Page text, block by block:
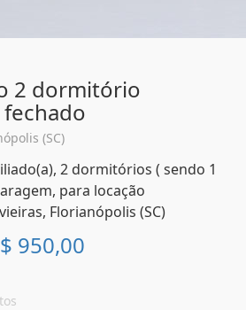
2 dormitório
(SC)
2 dormitórios ( sendo 1
para locação
Florianópolis (SC)
950,00